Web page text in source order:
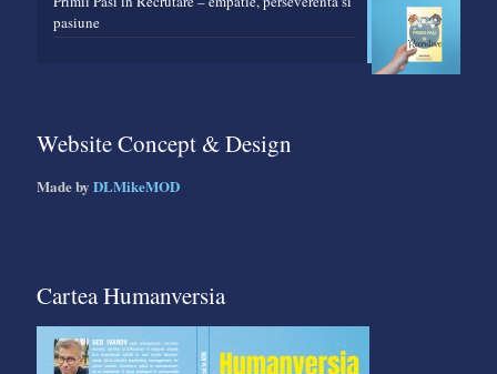
pasiune
Website Concept & Design
Made by DLMikeMOD
Cartea Humanversia